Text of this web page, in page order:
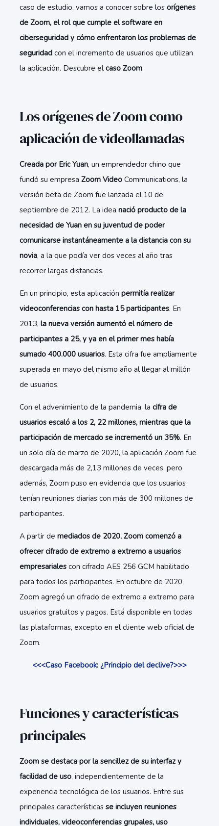
caso de estudio, vamos a conocer sobre los orígenes
de Zoom, el rol que cumple el software en
ciberseguridad y cómo enfrentaron los problemas de
seguridad con el incremento de usuarios que utilizan
la aplicación. Descubre el caso Zoom.
Los orígenes de Zoom como
aplicación de videollamadas
Creada por Eric Yuan, un emprendedor chino que
fundó su empresa Zoom Video Communications, la
versión beta de Zoom fue lanzada el 10 de
septiembre de 2012. La idea nació producto de la
necesidad de Yuan en su juventud de poder
comunicarse instantáneamente a la distancia con su
novia, a la que podía ver dos veces al año tras
recorrer largas distancias.
En un principio, esta aplicación permitía realizar
videoconferencias con hasta 15 participantes. En
2013, la nueva versión aumentó el número de
participantes a 25, y ya en el primer mes había
sumado 400.000 usuarios. Esta cifra fue ampliamente
superada en mayo del mismo año al llegar al millón
de usuarios.
Con el advenimiento de la pandemia, la cifra de
usuarios escaló a los 2, 22 millones, mientras que la
participación de mercado se incrementó un 35%. En
un solo día de marzo de 2020, la aplicación Zoom fue
descargada más de 2,13 millones de veces, pero
además, Zoom puso en evidencia que los usuarios
tenían reuniones diarias con más de 300 millones de
participantes.
A partir de mediados de 2020, Zoom comenzó a
ofrecer cifrado de extremo a extremo a usuarios
empresariales con cifrado AES 256 GCM habilitado
para todos los participantes.​ En octubre de 2020,
Zoom agregó un cifrado de extremo a extremo para
usuarios gratuitos y pagos. Está disponible en todas
las plataformas, excepto en el cliente web oficial de
Zoom.
<<<Caso Facebook: ¿Principio del declive?>>>
Funciones y características
principales
Zoom se destaca por la sencillez de su interfaz y
facilidad de uso, independientemente de la
experiencia tecnológica de los usuarios. Entre sus
principales características se incluyen reuniones
individuales, videoconferencias grupales, uso